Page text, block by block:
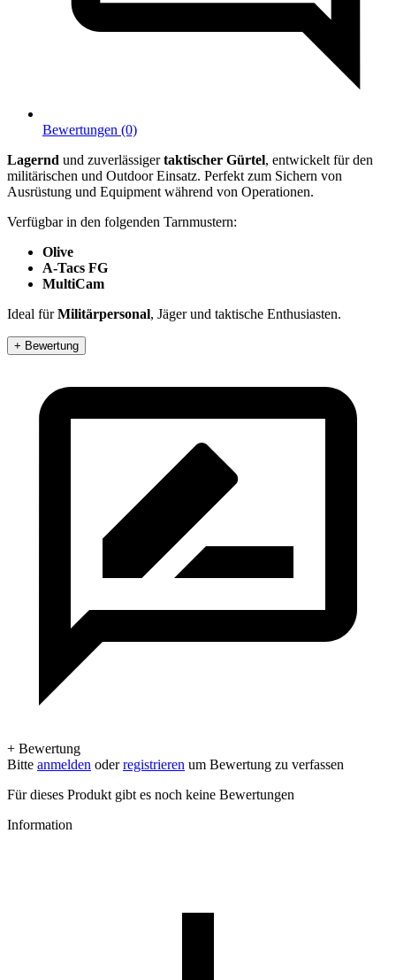
Bewertungen (0)
Lagernd und zuverlässigertaktischer Gürtel, entwickelt für den
militärischen und Outdoor Einsatz. Perfekt zum Sichern von
Ausrüstung und Equipment während von Operationen.
Verfügbar in den folgenden Tarnmustern:
Olive
A-Tacs FG
MultiCam
Ideal fürMilitärpersonal, Jäger und taktische Enthusiasten.
+ Bewertung
+ Bewertung
Bitte anmelden oderregistrieren um Bewertung zu verfassen
Für dieses Produkt gibt es noch keine Bewertungen
Information